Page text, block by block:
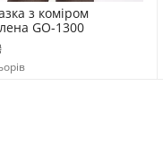
з коміром
GO-1300